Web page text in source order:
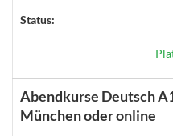
Status:
Abendkurse Deutsch
München oder online